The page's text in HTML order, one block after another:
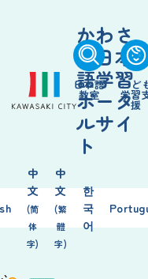
かわさ
き日本
語学習
ポータ
ルサイ
ト
日本語
教室
こど
学習
援
中
文
(简
体
字)
中
文
(繁
體
字)
한
국
어